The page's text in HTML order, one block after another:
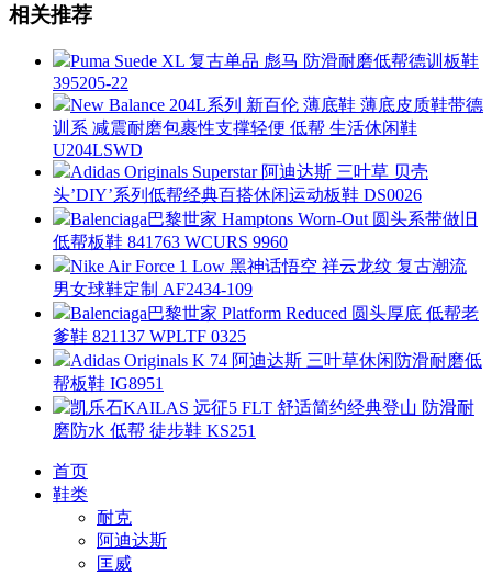
相关推荐
Puma Suede XL 复古单品 彪马 防滑耐磨低帮德训板鞋
395205-22
New Balance 204L系列 新百伦 薄底鞋 薄底皮质鞋带德
训系 减震耐磨包裹性支撑轻便 低帮 生活休闲鞋
U204LSWD
Adidas Originals Superstar 阿迪达斯 三叶草 贝壳
头’DIY’系列低帮经典百搭休闲运动板鞋 DS0026
Balenciaga巴黎世家 Hamptons Worn-Out 圆头系带做旧
低帮板鞋 841763 WCURS 9960
Nike Air Force 1 Low 黑神话悟空 祥云龙纹 复古潮流
男女球鞋定制 AF2434-109
Balenciaga巴黎世家 Platform Reduced 圆头厚底 低帮老
爹鞋 821137 WPLTF 0325
Adidas Originals K 74 阿迪达斯 三叶草休闲防滑耐磨低
帮板鞋 IG8951
凯乐石KAILAS 远征5 FLT 舒适简约经典登山 防滑耐
磨防水 低帮 徒步鞋 KS251
首页
鞋类
耐克
阿迪达斯
匡威